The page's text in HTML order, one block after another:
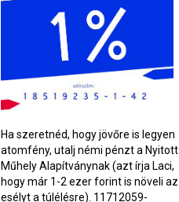
Ha szeretnéd, hogy jövőre is legyen
atomfény, utalj némi pénzt a Nyitott
Műhely Alapítványnak (azt írja Laci,
hogy már 1-2 ezer forint is növeli az
esélyt a túlélésre). 11712059-